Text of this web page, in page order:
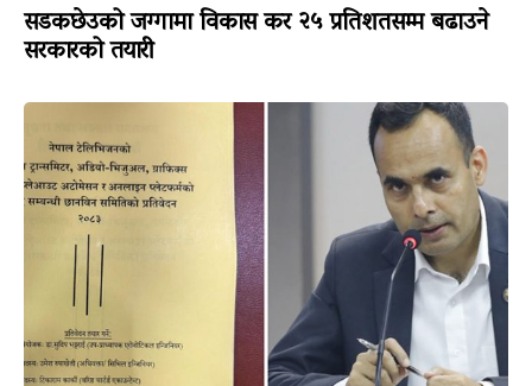
सडकछेउको जग्गामा विकास कर २५ प्रतिशतसम्म बढाउने
सरकारको तयारी